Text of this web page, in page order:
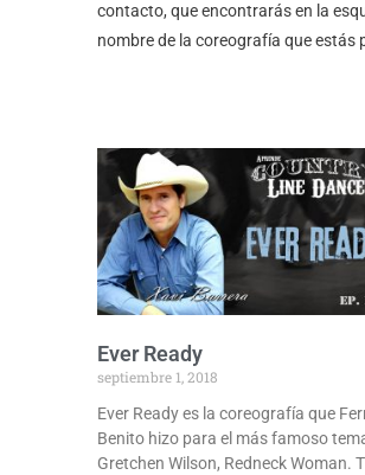
contacto, que encontrarás en la
nombre de la coreografía que estás
Ever Ready
septiembre 1, 2018
Ever Ready es la coreografía que
Benito hizo para el más famoso
Gretchen Wilson, Redneck Woman.